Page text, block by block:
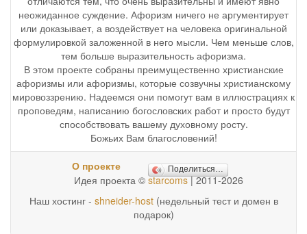
неожиданное суждение. Афоризм ничего не аргументирует
или доказывает, а воздействует на человека оригинальной
формулировкой заложенной в него мысли. Чем меньше слов,
тем больше выразительность афоризма.
В этом проекте собраны преимущественно христианские
афоризмы или афоризмы, которые созвучны христианскому
мировоззрению. Надеемся они помогут вам в иллюстрациях к
проповедям, написанию богословских работ и просто будут
способствовать вашему духовному росту.
Божьих Вам благословений!
О проекте Поделиться…
Идея проекта © starcoms| 2011-2026
Наш хостинг - shneider-host(недельный тест и домен в
подарок)